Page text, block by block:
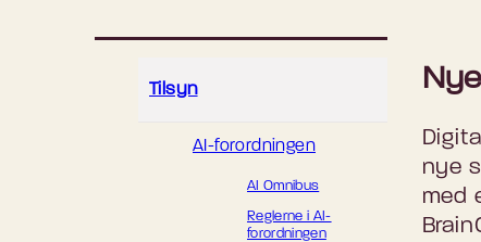
Tilsyn
AI-forordningen
AI Omnibus
Reglerne i AI-
forordningen
nye
med